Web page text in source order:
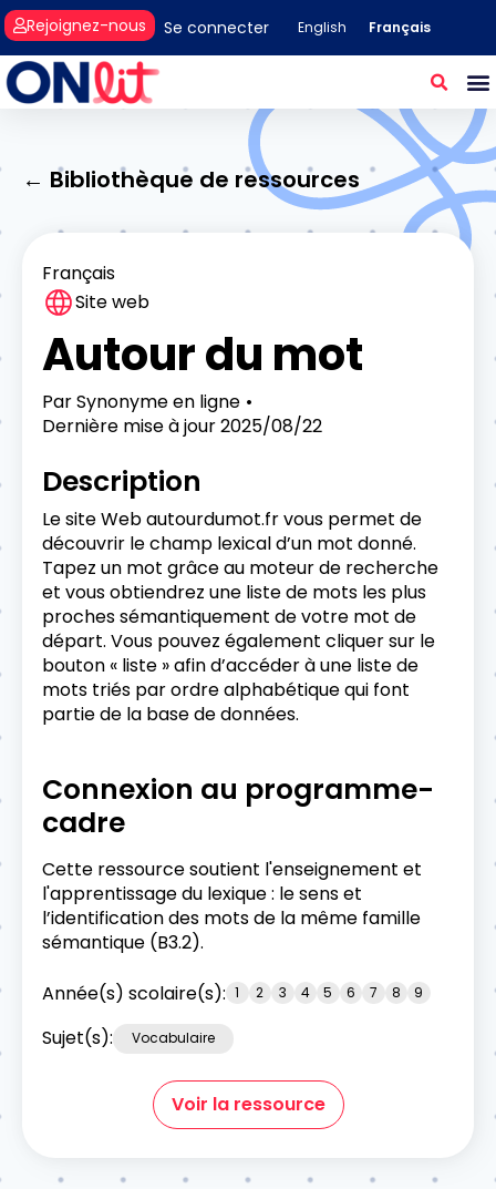
Se connecter
Rejoignez-nous English Français
← Bibliothèque de ressources
Français
Site web
Autour du mot
ParSynonyme en ligne
Dernière mise à jour2025/08/22
Description
Le site Web autourdumot.fr vous permet de
découvrir le champ lexical d’un mot donné.
Tapez un mot grâce au moteur de recherche
et vous obtiendrez une liste de mots les plus
proches sémantiquement de votre mot de
départ. Vous pouvez également cliquer sur le
bouton « liste » afin d’accéder à une liste de
mots triés par ordre alphabétique qui font
partie de la base de données.
Connexion au programme-
cadre
Cette ressource soutient l'enseignement et
l'apprentissage du lexique : le sens et
l’identification des mots de la même famille
sémantique (B3.2).
Année(s) scolaire(s): 1 2 3 4 5 6 7 8 9
Sujet(s): Vocabulaire
Voir la ressource